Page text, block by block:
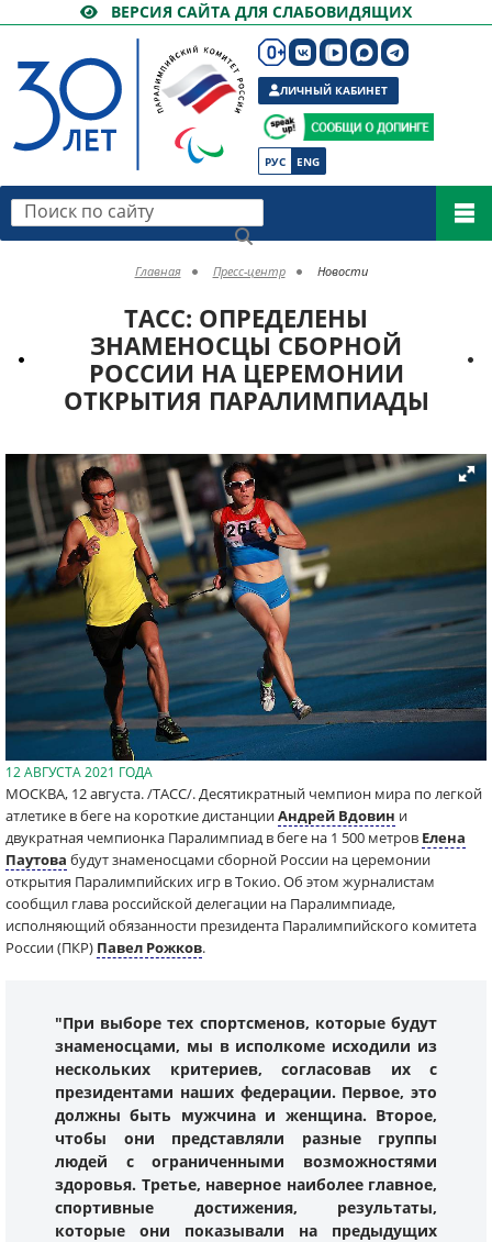
ВЕРСИЯ САЙТА ДЛЯ СЛАБОВИДЯЩИХ
РУС ENG
ЛИЧНЫЙ КАБИНЕТ
Поиск по сайту
Главная Пресс-центр Новости
ТАСС: ОПРЕДЕЛЕНЫ
ЗНАМЕНОСЦЫ СБОРНОЙ
РОССИИ НА ЦЕРЕМОНИИ
ОТКРЫТИЯ ПАРАЛИМПИАДЫ
12 АВГУСТА 2021 ГОДА
МОСКВА, 12 августа. /ТАСС/. Десятикратный чемпион мира по легкой
атлетике в беге на короткие дистанцииАндрей Вдовин и
двукратная чемпионка Паралимпиад в беге на 1 500 метров Елена
Паутова будут знаменосцами сборной России на церемонии
открытия Паралимпийских игр в Токио. Об этом журналистам
сообщил глава российской делегации на Паралимпиаде,
исполняющий обязанности президента Паралимпийского комитета
России (ПКР) Павел Рожков.
"При выборе тех спортсменов, которые будут
знаменосцами, мы в исполкоме исходили из
нескольких критериев, согласовав их с
президентами наших федерации. Первое, это
должны быть мужчина и женщина. Второе,
чтобы они представляли разные группы
людей с ограниченными возможностями
здоровья. Третье, наверное наиболее главное,
спортивные достижения, результаты,
которые они показывали на предыдущих